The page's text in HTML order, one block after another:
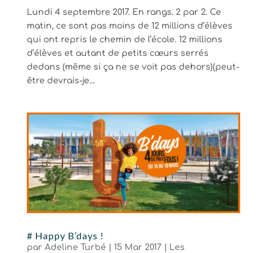
Lundi 4 septembre 2017. En rangs. 2 par 2. Ce
matin, ce sont pas moins de 12 millions d’élèves
qui ont repris le chemin de l’école. 12 millions
d’élèves et autant de petits cœurs serrés
dedans (même si ça ne se voit pas dehors)(peut-
être devrais-je...
# Happy B’days !
par Adeline Turbé 15 Mar 2017
Les